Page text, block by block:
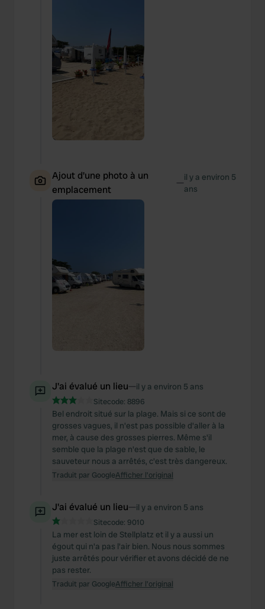
Ajout d'une photo à un
emplacement
—il y a environ 5
ans
J'ai évalué un lieu—il y a environ 5 ans
Sitecode: 8896
Bel endroit situé sur la plage. Mais si ce sont de
grosses vagues, il n'est pas possible d'aller à la
mer, à cause des grosses pierres. Même s'il
semble que la plage n'est que de sable, le
sauveteur nous a arrêtés, c'est très dangereux.
Traduit par GoogleAfficher l'original
J'ai évalué un lieu—il y a environ 5 ans
Sitecode: 9010
La mer est loin de Stellplatz et il y a aussi un
égout qui n'a pas l'air bien. Nous nous sommes
juste arrêtés pour vérifier et avons décidé de ne
pas rester.
Traduit par GoogleAfficher l'original